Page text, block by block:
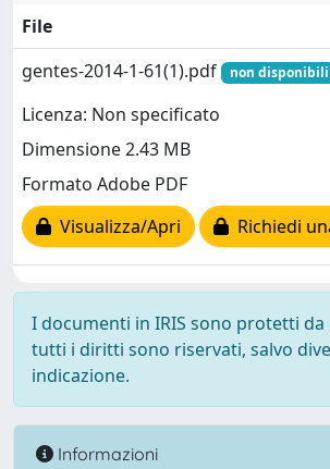
File
gentes-2014-1-61(1).pdf
non disponibili
Licenza: Non specificato
Dimensione 2.43 MB
Formato Adobe PDF
Visualizza/Apri
Richiedi
I documenti in IRIS sono protetti
tutti i diritti sono riservati, salvo
indicazione.
Informazioni